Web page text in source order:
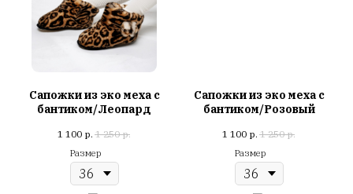
Сапожки из эко меха с
бантиком/Леопард
1 100 р. 1 250 р.
Размер
Сапожки из эко меха с
бантиком/Розовый
1 100 р. 1 250 р.
Размер